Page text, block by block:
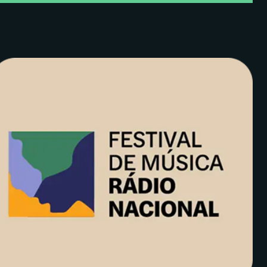
para ir ao último.